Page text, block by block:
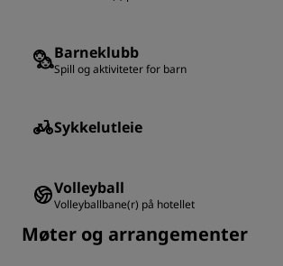
Barneklubb
Spill og aktiviteter for barn
Sykkelutleie
Volleyball
Volleyballbane(r) på hotellet
Møter og arrangementer